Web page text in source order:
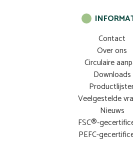
Contact
Over ons
Circulaire
Downloads
Veelgestelde
Nieuws
FSC®-
PEFC-